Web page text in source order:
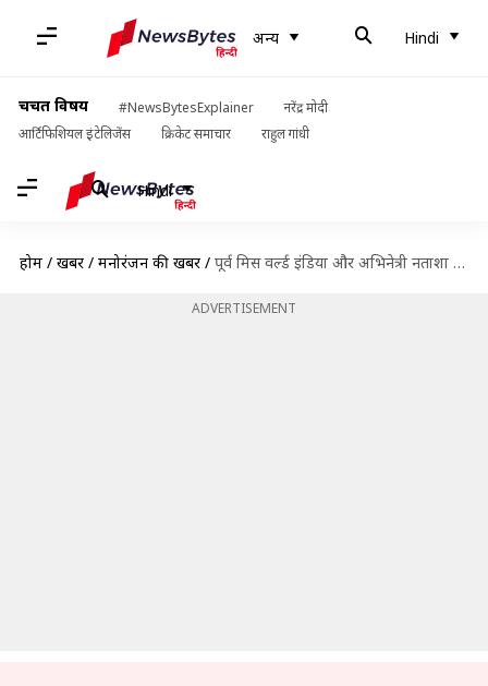
अन्य Hindi
चर्चित विषय #NewsBytesExplainer
नरेंद्र मोदी
आर्टिफिशियल इंटेलिजेंस
क्रिकेट समाचार राहुल गांधी
Hindi
होम / खबरें / मनोरंजन की खबरें / पूर्व मिस वर्ल्ड इंडिया और अभिनेत्री नताशा सूरी हुई कोरोना वायरस संक्रमित
ADVERTISEMENT